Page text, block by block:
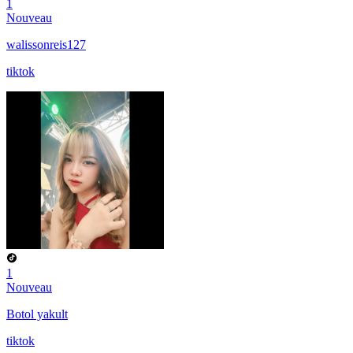
1
Nouveau
walissonreis127
tiktok
1
Nouveau
Botol yakult
tiktok